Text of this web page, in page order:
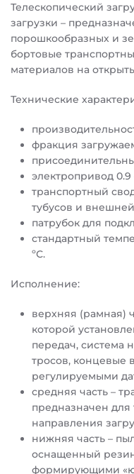
Телескопический
загрузки –
порошкообразных и
бортовые
материалов на
Технические
фракция
электропривод 0.9
транспортный
тубусов и
патрубок для
стандартный
ºС.
Исполнение:
верхняя (рамная)
которой
передач, система
тросов, концевые
регулируемыми
средняя часть –
предназначен
направления
нижняя часть –
оснащенный
формирующими